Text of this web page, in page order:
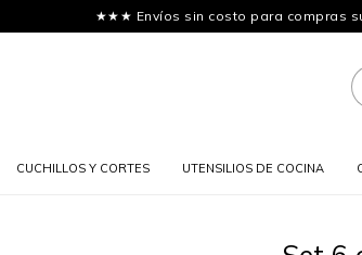
★★★ Envíos sin costo para compras
CUCHILLOS Y CORTES UTENSILIOS DE COCINA